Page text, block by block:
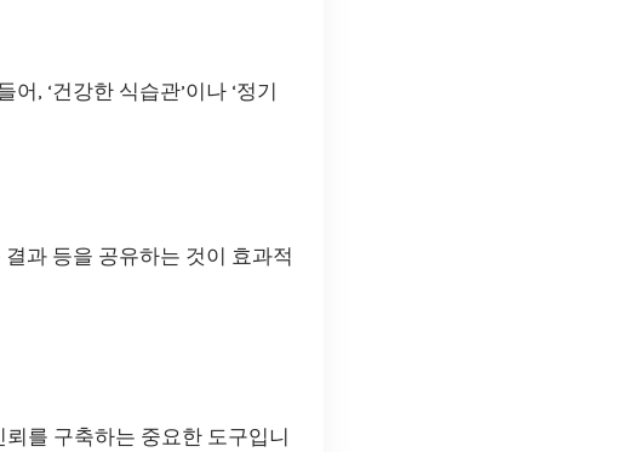
, ‘건강한 식습관’이나 ‘정기
과 등을 공유하는 것이 효과적
를 구축하는 중요한 도구입니